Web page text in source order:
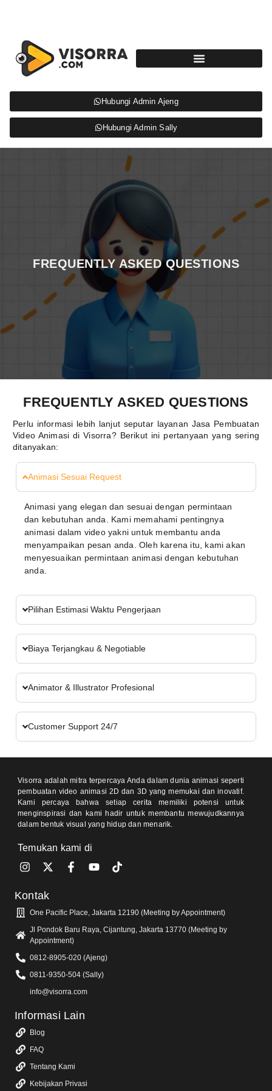
Hubungi Admin Ajeng
Hubungi Admin Sally
FREQUENTLY ASKED QUESTIONS
FREQUENTLY ASKED QUESTIONS
Perlu informasi lebih lanjut seputar layanan Jasa Pembuatan
Video Animasi di Visorra? Berikut ini pertanyaan yang sering
ditanyakan:
Animasi Sesuai Request
Animasi yang elegan dan sesuai dengan permintaan
dan kebutuhan anda. Kami memahami pentingnya
animasi dalam video yakni untuk membantu anda
menyampaikan pesan anda. Oleh karena itu, kami akan
menyesuaikan permintaan animasi dengan kebutuhan
anda.
Pilihan Estimasi Waktu Pengerjaan
Biaya Terjangkau & Negotiable
Animator & Illustrator Profesional
Customer Support 24/7
Visorra adalah mitra terpercaya Anda dalam dunia animasi seperti
pembuatan video animasi 2D dan 3D yang memukai dan inovatif.
Kami percaya bahwa setiap cerita memiliki potensi untuk
menginspirasi dan kami hadir untuk membantu mewujudkannya
dalam bentuk visual yang hidup dan menarik.
Temukan kami di
Kontak
One Pacific Place, Jakarta 12190 (Meeting by Appointment)
Jl Pondok Baru Raya, Cijantung, Jakarta 13770 (Meeting by
Appointment)
0812-8905-020 (Ajeng)
0811-9350-504 (Sally)
info@visorra.com
Informasi Lain
Blog
FAQ
Tentang Kami
Kebijakan Privasi